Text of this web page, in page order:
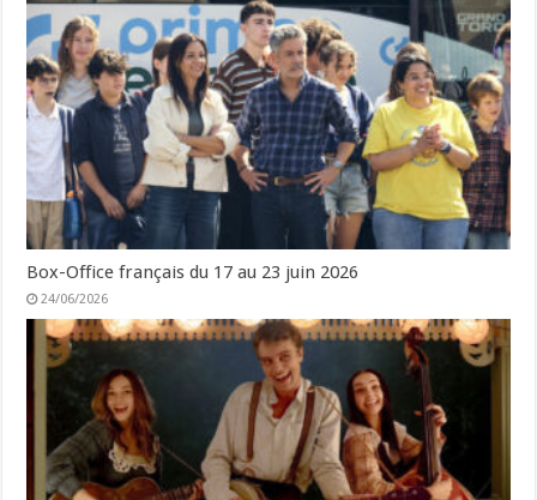
Box-Office français du 17 au 23 juin 2026
24/06/2026